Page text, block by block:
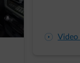
arrow-play-fwd Video